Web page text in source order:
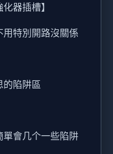
器插槽】
特別開路沒關係
的陷阱區
會几个一些陷阱